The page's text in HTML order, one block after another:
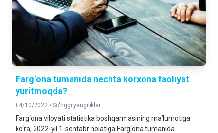
Farg‘ona tumanida nechta korxona faoliyat
yuritmoqda?
04/10/2022 • So'nggi yangiliklar
Farg‘ona viloyati statistika boshqarmasining ma’lumotiga
ko‘ra, 2022-yil 1-sentabr holatiga Farg‘ona tumanida